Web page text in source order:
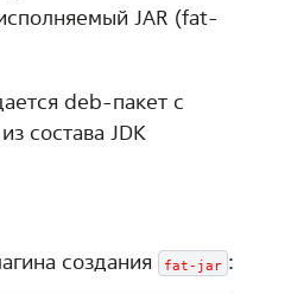
JAR (fat-
deb-пакет с
состава JDK
создания
fat-jar :